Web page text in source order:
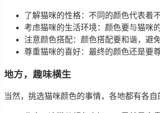
了解猫咪的性格：不同的颜色代表着
考虑猫咪的生活环境：颜色要与猫咪
注意颜色搭配：颜色搭配要和谐，避
尊重猫咪的喜好：最终的颜色还是要
地方，趣味横生
当然，挑选猫咪颜色的事情，各地都有各